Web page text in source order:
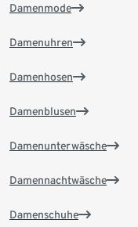
Damenmode
Damenuhren
Damenhosen
Damenblusen
Damenunterwäsche
Damennachtwäsche
Damenschuhe